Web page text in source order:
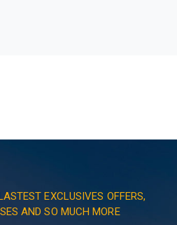
EXCLUSIVES OFFERS,
AND SO MUCH MORE